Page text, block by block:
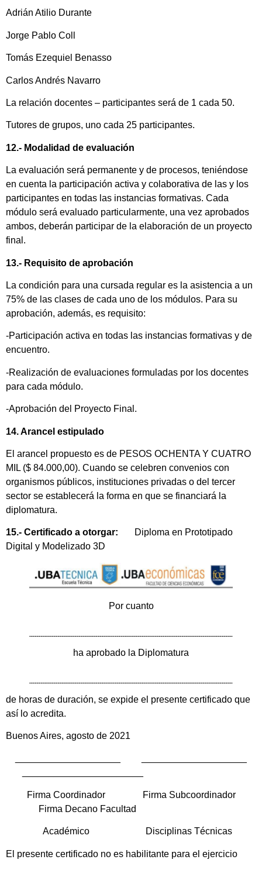
Adrián Atilio Durante
Jorge Pablo Coll
Tomás Ezequiel Benasso
Carlos Andrés Navarro
La relación docentes – participantes será de 1 cada 50.
Tutores de grupos, uno cada 25 participantes.
12.- Modalidad de evaluación
La evaluación será permanente y de procesos, teniéndose
en cuenta la participación activa y colaborativa de las y los
participantes en todas las instancias formativas. Cada
módulo será evaluado particularmente, una vez aprobados
ambos, deberán participar de la elaboración de un proyecto
final.
13.- Requisito de aprobación
La condición para una cursada regular es la asistencia a un
75% de las clases de cada uno de los módulos. Para su
aprobación, además, es requisito:
-Participación activa en todas las instancias formativas y de
encuentro.
-Realización de evaluaciones formuladas por los docentes
para cada módulo.
-Aprobación del Proyecto Final.
14. Arancel estipulado
El arancel propuesto es de PESOS OCHENTA Y CUATRO
MIL ($ 84.000,00). Cuando se celebren convenios con
organismos públicos, instituciones privadas o del tercer
sector se establecerá la forma en que se financiará la
diplomatura.
15.- Certificado a otorgar:
Diploma en Prototipado
Digital y Modelizado 3D
Por cuanto
ha aprobado la Diplomatura
de horas de duración, se expide el presente certificado que
así lo acredita.
Buenos Aires, agosto de 2021
Firma Coordinador Firma Subcoordinador
Firma Decano Facultad
Académico Disciplinas Técnicas
El presente certificado no es habilitante para el ejercicio